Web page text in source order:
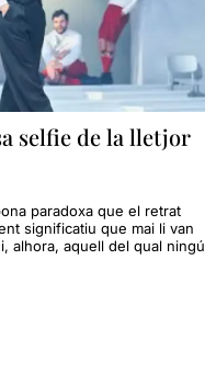
selfie de la lletjor
paradoxa que el retrat
significatiu que mai li van
alhora, aquell del qual ningú